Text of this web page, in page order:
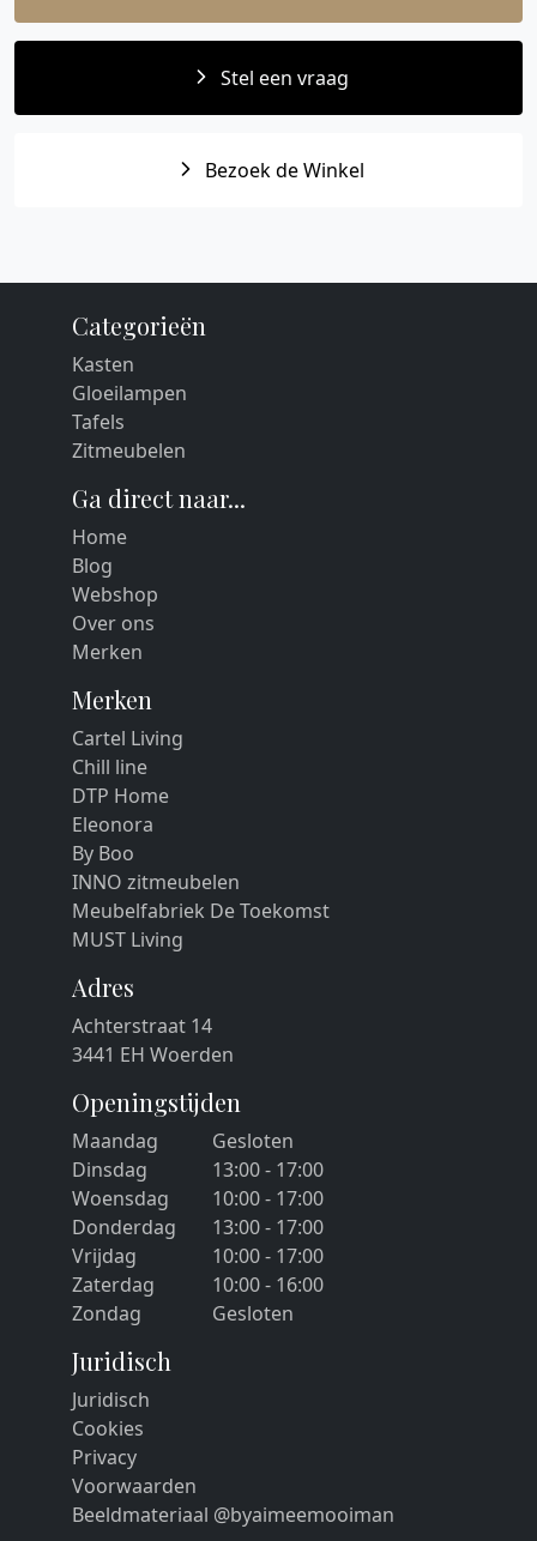
Stel een vraag
Bezoek de Winkel
Categorieën
Kasten
Gloeilampen
Tafels
Zitmeubelen
Ga direct naar...
Home
Blog
Webshop
Over ons
Merken
Merken
Cartel Living
Chill line
DTP Home
Eleonora
By Boo
INNO zitmeubelen
Meubelfabriek De Toekomst
MUST Living
Adres
Achterstraat 14
3441 EH Woerden
Openingstijden
Maandag
Gesloten
Dinsdag
13:00 - 17:00
Woensdag
10:00 - 17:00
Donderdag
13:00 - 17:00
Vrijdag
10:00 - 17:00
Zaterdag
10:00 - 16:00
Zondag
Gesloten
Juridisch
Juridisch
Cookies
Privacy
Voorwaarden
Beeldmateriaal @byaimeemooiman